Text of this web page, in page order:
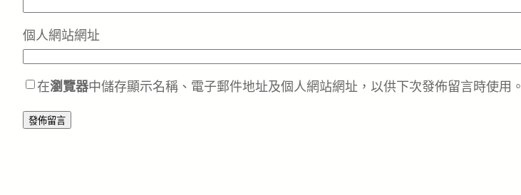
個人網站網址
在瀏覽器中儲存顯示名稱、電子郵件地址及個人網站網址，以供下次發佈留言時使用。